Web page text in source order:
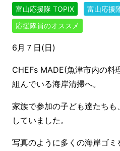
富山応援隊 TOPIX
富山応援
応援隊員のオススメ
6月７日(日)
CHEFs MADE(魚津市内の料
組んでいる海岸清掃へ。
家族で参加の子ども達たち
していました。
写真のように多くの海岸ゴミ